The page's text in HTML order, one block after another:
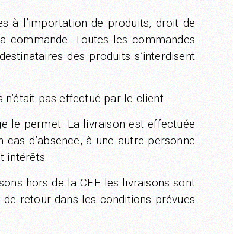
à l’importation de produits, droit de
commande. Toutes les commandes
des produits s’interdisent
n’était pas effectué par le client.
le permet. La livraison est effectuée
d’absence, à une autre personne
intérêts.
hors de la CEE les livraisons sont
retour dans les conditions prévues